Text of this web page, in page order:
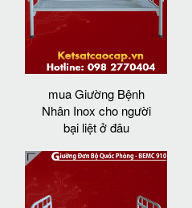
mua Giường Bệnh
Nhân Inox cho người
bại liệt ở đâu